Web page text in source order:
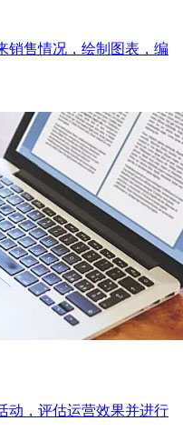
销售情况，绘制图表，编
动，评估运营效果并进行